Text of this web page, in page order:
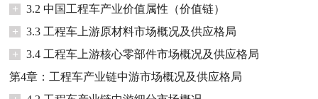
+
3.2 中国工程车产业价值属性（价值链）
+
3.3 工程车上游原材料市场概况及供应格局
+
3.4 工程车上游核心零部件市场概况及供应格局
第4章：工程车产业链中游市场概况及供应格局